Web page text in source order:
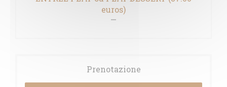
euros)
Prenotazione